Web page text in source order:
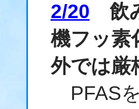
2/20 飲
機フッ
外では厳
PFAS